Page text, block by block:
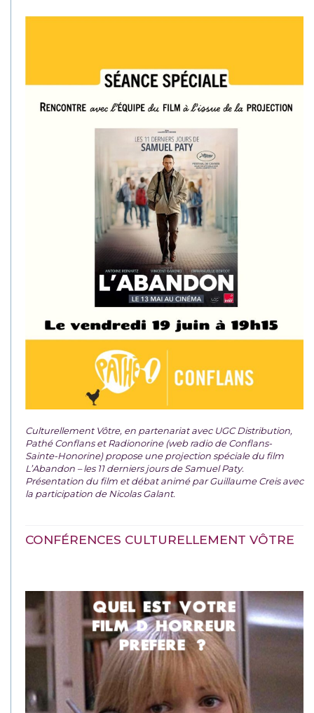
Culturellement Vôtre, en partenariat avec UGC Distribution,
Pathé Conflans et Radionorine (web radio de Conflans-
Sainte-Honorine) propose une projection spéciale du film
L’Abandon – les 11 derniers jours de Samuel Paty.
Présentation du film et débat animé par Guillaume Creis avec
la participation de Nicolas Galant.
CONFÉRENCES CULTURELLEMENT VÔTRE